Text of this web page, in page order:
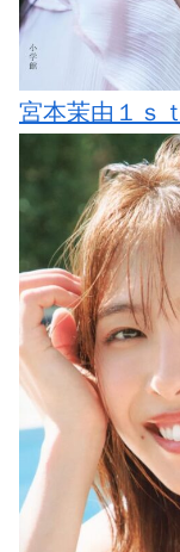
宮本茉由１ｓ